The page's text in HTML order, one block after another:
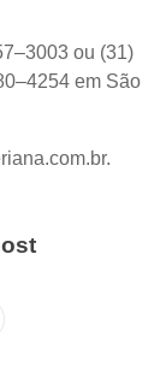
ou (31)
em São